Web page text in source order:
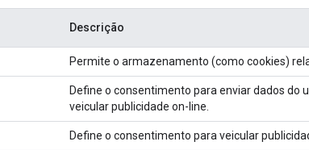
Descrição
Permite o armazenamento (como cookies)
Define o consentimento para enviar dados do
veicular publicidade on-line.
Define o consentimento para veicular